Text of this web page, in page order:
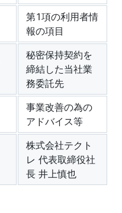
第1項の利用者情
報の項目
秘密保持契約を
締結した当社業
務委託先
事業改善の為の
アドバイス等
株式会社テクト
レ 代表取締役社
長 井上慎也